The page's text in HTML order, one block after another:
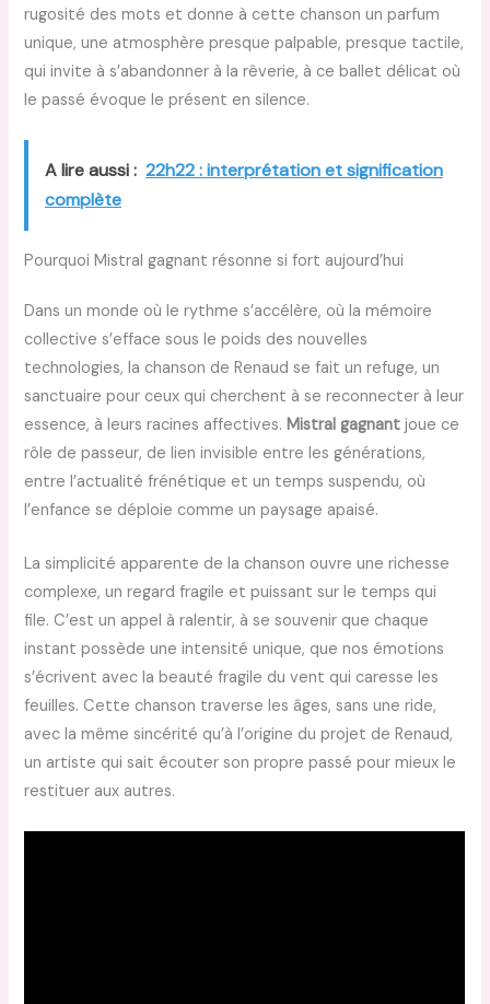
rugosité des mots et donne à cette chanson un parfum
unique, une atmosphère presque palpable, presque tactile,
qui invite à s’abandonner à la rêverie, à ce ballet délicat où
le passé évoque le présent en silence.
A lire aussi : 22h22 : interprétation et signification
complète
Pourquoi Mistral gagnant résonne si fort aujourd’hui
Dans un monde où le rythme s’accélère, où la mémoire
collective s’efface sous le poids des nouvelles
technologies, la chanson de Renaud se fait un refuge, un
sanctuaire pour ceux qui cherchent à se reconnecter à leur
essence, à leurs racines affectives. Mistral gagnant joue ce
rôle de passeur, de lien invisible entre les générations,
entre l’actualité frénétique et un temps suspendu, où
l’enfance se déploie comme un paysage apaisé.
La simplicité apparente de la chanson ouvre une richesse
complexe, un regard fragile et puissant sur le temps qui
file. C’est un appel à ralentir, à se souvenir que chaque
instant possède une intensité unique, que nos émotions
s’écrivent avec la beauté fragile du vent qui caresse les
feuilles. Cette chanson traverse les âges, sans une ride,
avec la même sincérité qu’à l’origine du projet de Renaud,
un artiste qui sait écouter son propre passé pour mieux le
restituer aux autres.